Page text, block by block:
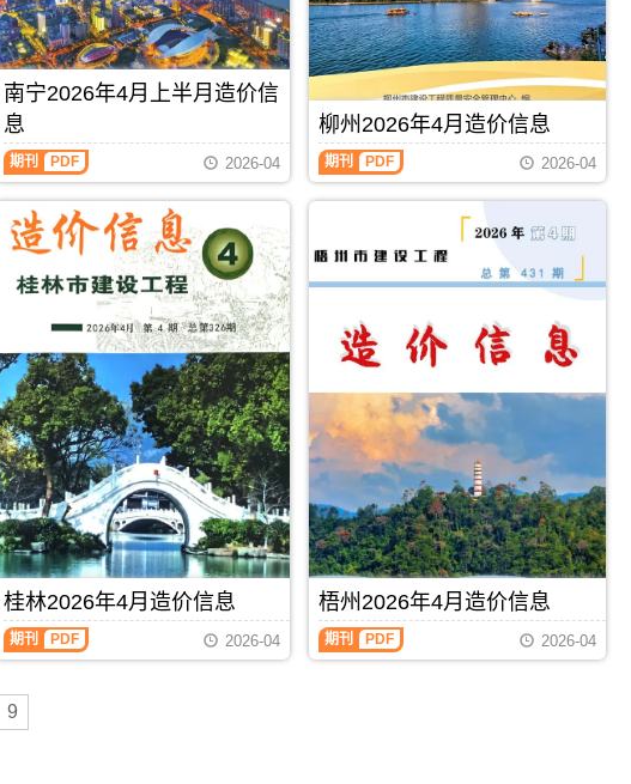
月
信
息
价
和
下
半
月
信
发
布,
载
注
意
看
造
价
信
息
封
面
月
份
标
题
内
容;
南
信
息
市
造
价
信
期
刊
PDF
南宁2026年4月上半月造价信
息
期刊 PDF 2026-04
柳州2026年4月造价信息
期刊 PDF 2026-04
桂林2026年4月造价信息
期刊 PDF 2026-04
梧州2026年4月造价信息
期刊 PDF 2026-04
9